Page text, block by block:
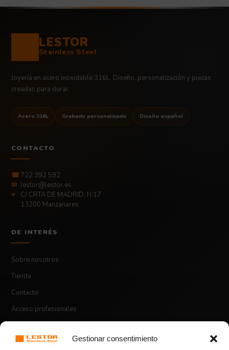
Gestionar consentimiento
LESTOR
Stainless Steel
Joyería en acero inoxidable 316L. Diseño, personalización y piezas
creadas para durar.
Acero 316L Grabado personalizado Diseño español
CONTACTO
☎722 392 592
✉ lestor@lestor.es
⌖
C/ CRTA DE MADRID, N 17
13200 Manzanares
DE INTERÉS
Sobre nosotros
Tienda
Contacto
Acceso profesionales
ASPECTOS LEGALES